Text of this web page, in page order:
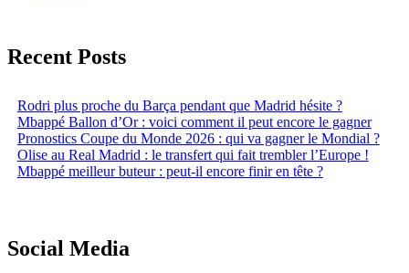
Recent Posts
Rodri plus proche du Barça pendant que Madrid hésite ?
Mbappé Ballon d’Or : voici comment il peut encore le gagner
Pronostics Coupe du Monde 2026 : qui va gagner le Mondial ?
Olise au Real Madrid : le transfert qui fait trembler l’Europe !
Mbappé meilleur buteur : peut-il encore finir en tête ?
Social Media